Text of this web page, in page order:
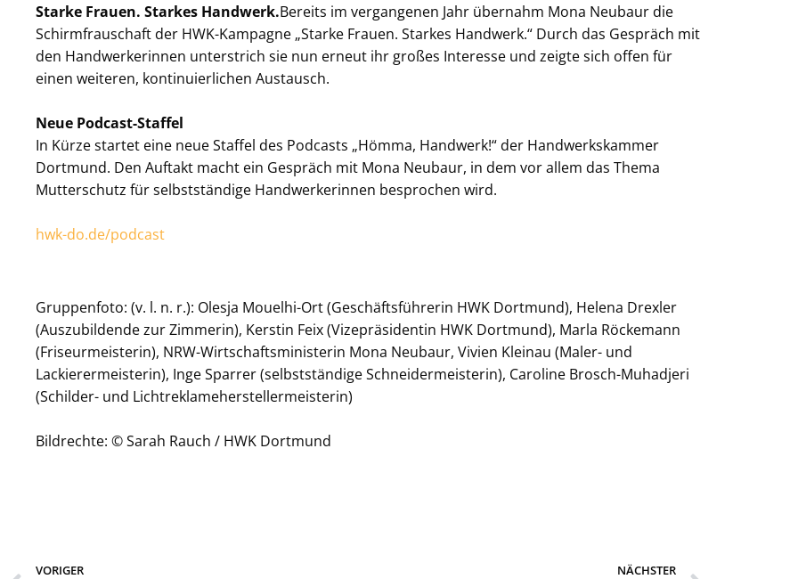
Starke Frauen. Starkes Handwerk.Bereits im vergangenen Jahr übernahm Mona Neubaur die
Schirmfrauschaft der HWK-Kampagne „Starke Frauen. Starkes Handwerk.“ Durch das Gespräch mit
den Handwerkerinnen unterstrich sie nun erneut ihr großes Interesse und zeigte sich offen für
einen weiteren, kontinuierlichen Austausch.
Neue Podcast-Staffel
In Kürze startet eine neue Staffel des Podcasts „Hömma, Handwerk!“ der Handwerkskammer
Dortmund. Den Auftakt macht ein Gespräch mit Mona Neubaur, in dem vor allem das Thema
Mutterschutz für selbstständige Handwerkerinnen besprochen wird.
hwk-do.de/podcast
Gruppenfoto: (v. l. n. r.): Olesja Mouelhi-Ort (Geschäftsführerin HWK Dortmund), Helena Drexler
(Auszubildende zur Zimmerin), Kerstin Feix (Vizepräsidentin HWK Dortmund), Marla Röckemann
(Friseurmeisterin), NRW-Wirtschaftsministerin Mona Neubaur, Vivien Kleinau (Maler- und
Lackierermeisterin), Inge Sparrer (selbstständige Schneidermeisterin), Caroline Brosch-Muhadjeri
(Schilder- und Lichtreklameherstellermeisterin)
Bildrechte: © Sarah Rauch / HWK Dortmund
VORIGER NÄCHSTER